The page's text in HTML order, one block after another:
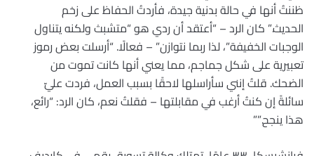
ظننتُ أنها في حالة بدنية جيدة، فأردتُ الحفاظ على زخم
الحديث.” كان الرد – “أعتقد أن ردي هو “متشبث ولكنه يتناول
الوجبات الخفيفة”، لذا ربما نتوازن” – فعالًا. “أرسلت بعض رموز
تعبيرية على شكل جماجم، مما يعني أنها كانت تموت من
الضحك. قلتُ إنني سأراسلها لاحقًا بسبب العمل، فردت عليّ
سائلةً إن كنتُ أرغب في مقابلتها – فقلتُ نعم، كان الرد: “رائع،
هذا ينجح.””